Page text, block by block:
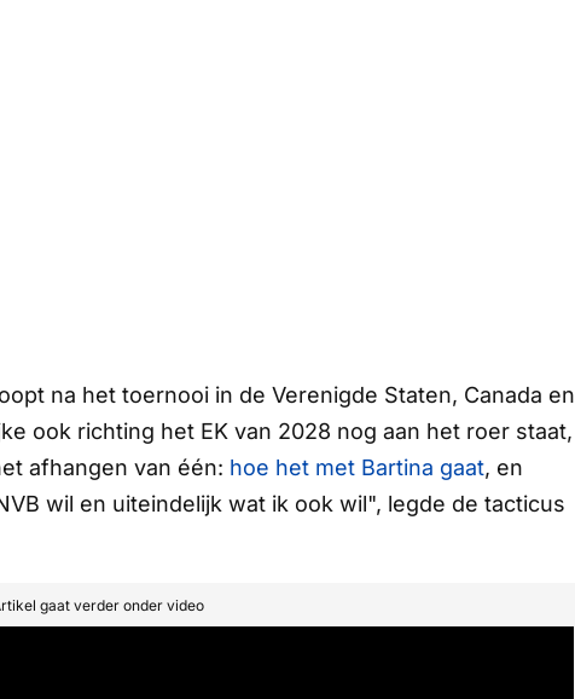
na het toernooi in de Verenigde Staten, Canada en
ook richting het EK van 2028 nog aan het roer staat,
afhangen van één: hoe het met Bartina gaat, en
wil en uiteindelijk wat ik ook wil", legde de tacticus
gaat verder onder video